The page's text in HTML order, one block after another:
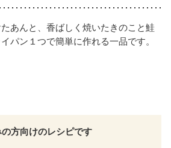
あんと、香ばしく焼いたきのこと鮭
パン１つで簡単に作れる一品です。
方向けのレシピです